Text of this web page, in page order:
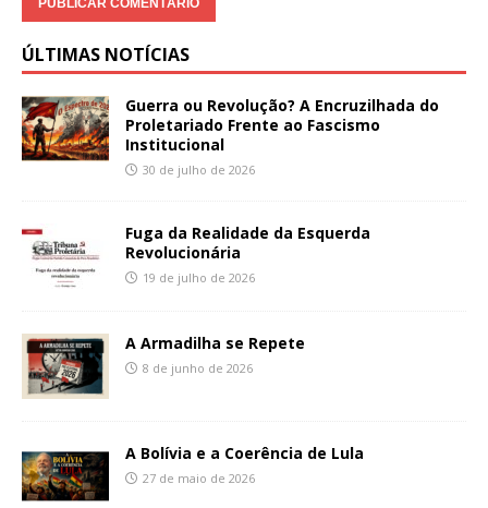
ÚLTIMAS NOTÍCIAS
Guerra ou Revolução? A Encruzilhada do
Proletariado Frente ao Fascismo
Institucional
30 de julho de 2026
Fuga da Realidade da Esquerda
Revolucionária
19 de julho de 2026
A Armadilha se Repete
8 de junho de 2026
A Bolívia e a Coerência de Lula
27 de maio de 2026